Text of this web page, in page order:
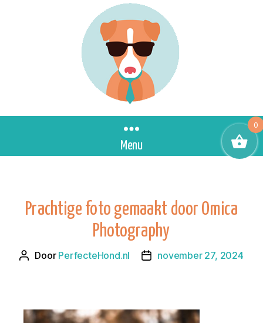
Menu
Prachtige foto gemaakt door Omica
Photography
Berichtauteur
Door PerfecteHond.nl Berichtdatum
november 27, 2024
0